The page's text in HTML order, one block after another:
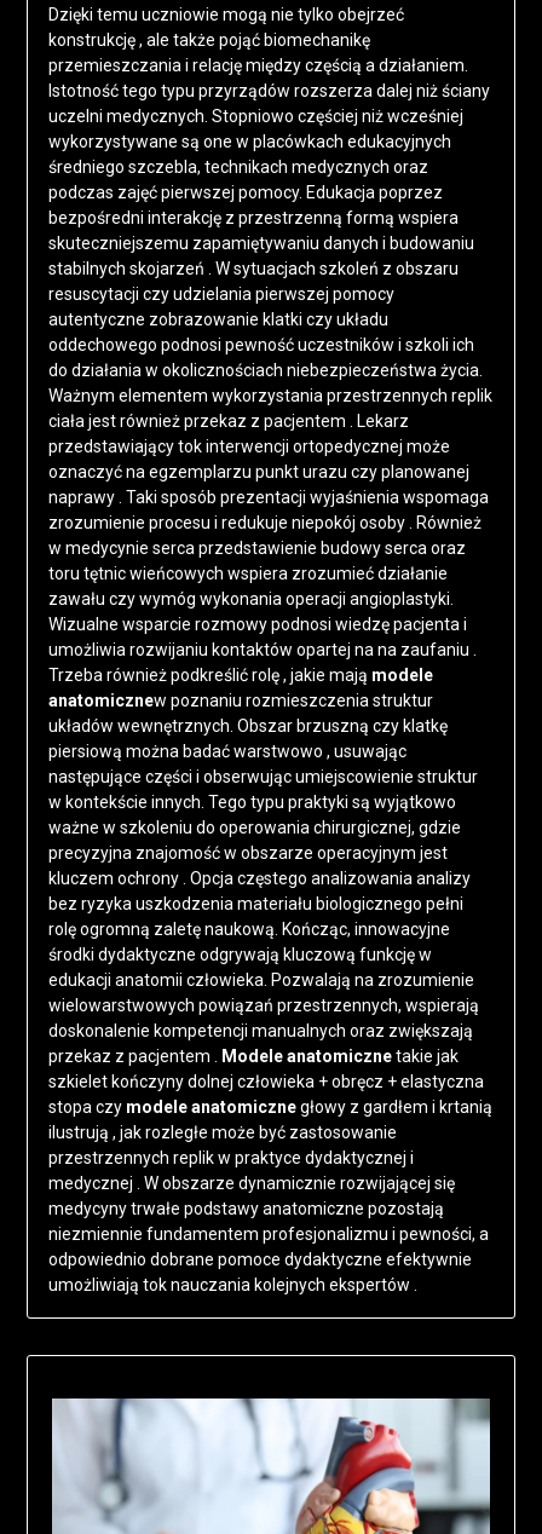
Dzięki temu uczniowie mogą nie tylko obejrzeć
konstrukcję , ale także pojąć biomechanikę
przemieszczania i relację między częścią a działaniem.
Istotność tego typu przyrządów rozszerza dalej niż ściany
uczelni medycznych. Stopniowo częściej niż wcześniej
wykorzystywane są one w placówkach edukacyjnych
średniego szczebla, technikach medycznych oraz
podczas zajęć pierwszej pomocy. Edukacja poprzez
bezpośredni interakcję z przestrzenną formą wspiera
skuteczniejszemu zapamiętywaniu danych i budowaniu
stabilnych skojarzeń . W sytuacjach szkoleń z obszaru
resuscytacji czy udzielania pierwszej pomocy
autentyczne zobrazowanie klatki czy układu
oddechowego podnosi pewność uczestników i szkoli ich
do działania w okolicznościach niebezpieczeństwa życia.
Ważnym elementem wykorzystania przestrzennych replik
ciała jest również przekaz z pacjentem . Lekarz
przedstawiający tok interwencji ortopedycznej może
oznaczyć na egzemplarzu punkt urazu czy planowanej
naprawy . Taki sposób prezentacji wyjaśnienia wspomaga
zrozumienie procesu i redukuje niepokój osoby . Również
w medycynie serca przedstawienie budowy serca oraz
toru tętnic wieńcowych wspiera zrozumieć działanie
zawału czy wymóg wykonania operacji angioplastyki.
Wizualne wsparcie rozmowy podnosi wiedzę pacjenta i
umożliwia rozwijaniu kontaktów opartej na na zaufaniu .
Trzeba również podkreślić rolę , jakie mają modele
anatomicznew poznaniu rozmieszczenia struktur
układów wewnętrznych. Obszar brzuszną czy klatkę
piersiową można badać warstwowo , usuwając
następujące części i obserwując umiejscowienie struktur
w kontekście innych. Tego typu praktyki są wyjątkowo
ważne w szkoleniu do operowania chirurgicznej, gdzie
precyzyjna znajomość w obszarze operacyjnym jest
kluczem ochrony . Opcja częstego analizowania analizy
bez ryzyka uszkodzenia materiału biologicznego pełni
rolę ogromną zaletę naukową. Kończąc, innowacyjne
środki dydaktyczne odgrywają kluczową funkcję w
edukacji anatomii człowieka. Pozwalają na zrozumienie
wielowarstwowych powiązań przestrzennych, wspierają
doskonalenie kompetencji manualnych oraz zwiększają
przekaz z pacjentem .
Modele anatomicznetakie jak
szkielet kończyny dolnej człowieka + obręcz + elastyczna
stopa czy modele anatomicznegłowy z gardłem i krtanią
ilustrują , jak rozległe może być zastosowanie
przestrzennych replik w praktyce dydaktycznej i
medycznej . W obszarze dynamicznie rozwijającej się
medycyny trwałe podstawy anatomiczne pozostają
niezmiennie fundamentem profesjonalizmu i pewności, a
odpowiednio dobrane pomoce dydaktyczne efektywnie
umożliwiają tok nauczania kolejnych ekspertów .